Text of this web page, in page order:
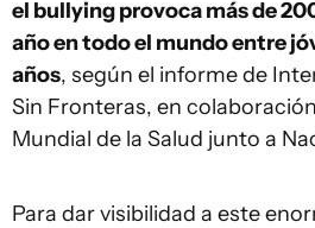
el bullying provoca más de
año en todo el mundo entre
años, según el informe de
Sin Fronteras, en
Mundial de la Salud junto a
Para dar visibilidad a este